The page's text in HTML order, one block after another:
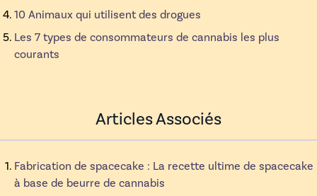
10 Animaux qui utilisent des drogues
Les 7 types de consommateurs de cannabis les plus
courants
Articles Associés
Fabrication de spacecake : La recette ultime de spacecake
à base de beurre de cannabis